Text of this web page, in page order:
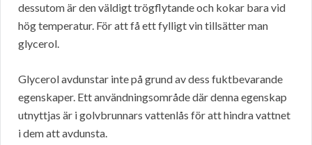
dessutom är den väldigt trögflytande och kokar bara vid
hög temperatur. För att få ett fylligt vin tillsätter man
glycerol.
Glycerol avdunstar inte på grund av dess fuktbevarande
egenskaper. Ett användningsområde där denna egenskap
utnyttjas är i golvbrunnars vattenlås för att hindra vattnet
i dem att avdunsta.